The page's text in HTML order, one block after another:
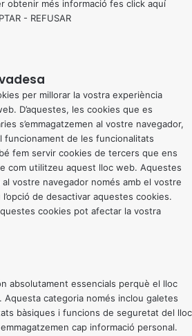
obtenir més informació fes click aquí
- REFUSAR
per millorar la vostra experiència
D’aquestes, les cookies que es
s’emmagatzemen al vostre navegador,
funcionament de les funcionalitats
fem servir cookies de tercers que ens
com utilitzeu aquest lloc web. Aquestes
al vostre navegador només amb el vostre
de desactivar aquestes cookies.
cookies pot afectar la vostra
absolutament essencials perquè el lloc
categoria només inclou galetes
bàsiques i funcions de seguretat del lloc
cap informació personal.